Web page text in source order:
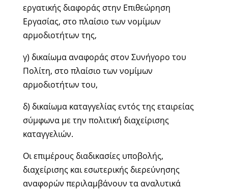
εργατικής διαφοράς στην Επιθεώρηση
Εργασίας, στο πλαίσιο των νομίμων
αρμοδιοτήτων της,
γ) δικαίωμα αναφοράς στον Συνήγορο του
Πολίτη, στο πλαίσιο των νομίμων
αρμοδιοτήτων του,
δ) δικαίωμα καταγγελίας εντός της εταιρείας
σύμφωνα με την πολιτική διαχείρισης
καταγγελιών.
Οι επιμέρους διαδικασίες υποβολής,
διαχείρισης και εσωτερικής διερεύνησης
αναφορών περιλαμβάνουν τα αναλυτικά